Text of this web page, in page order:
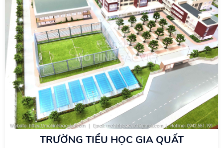
GIA QUẤT TRƯỜNG THPT